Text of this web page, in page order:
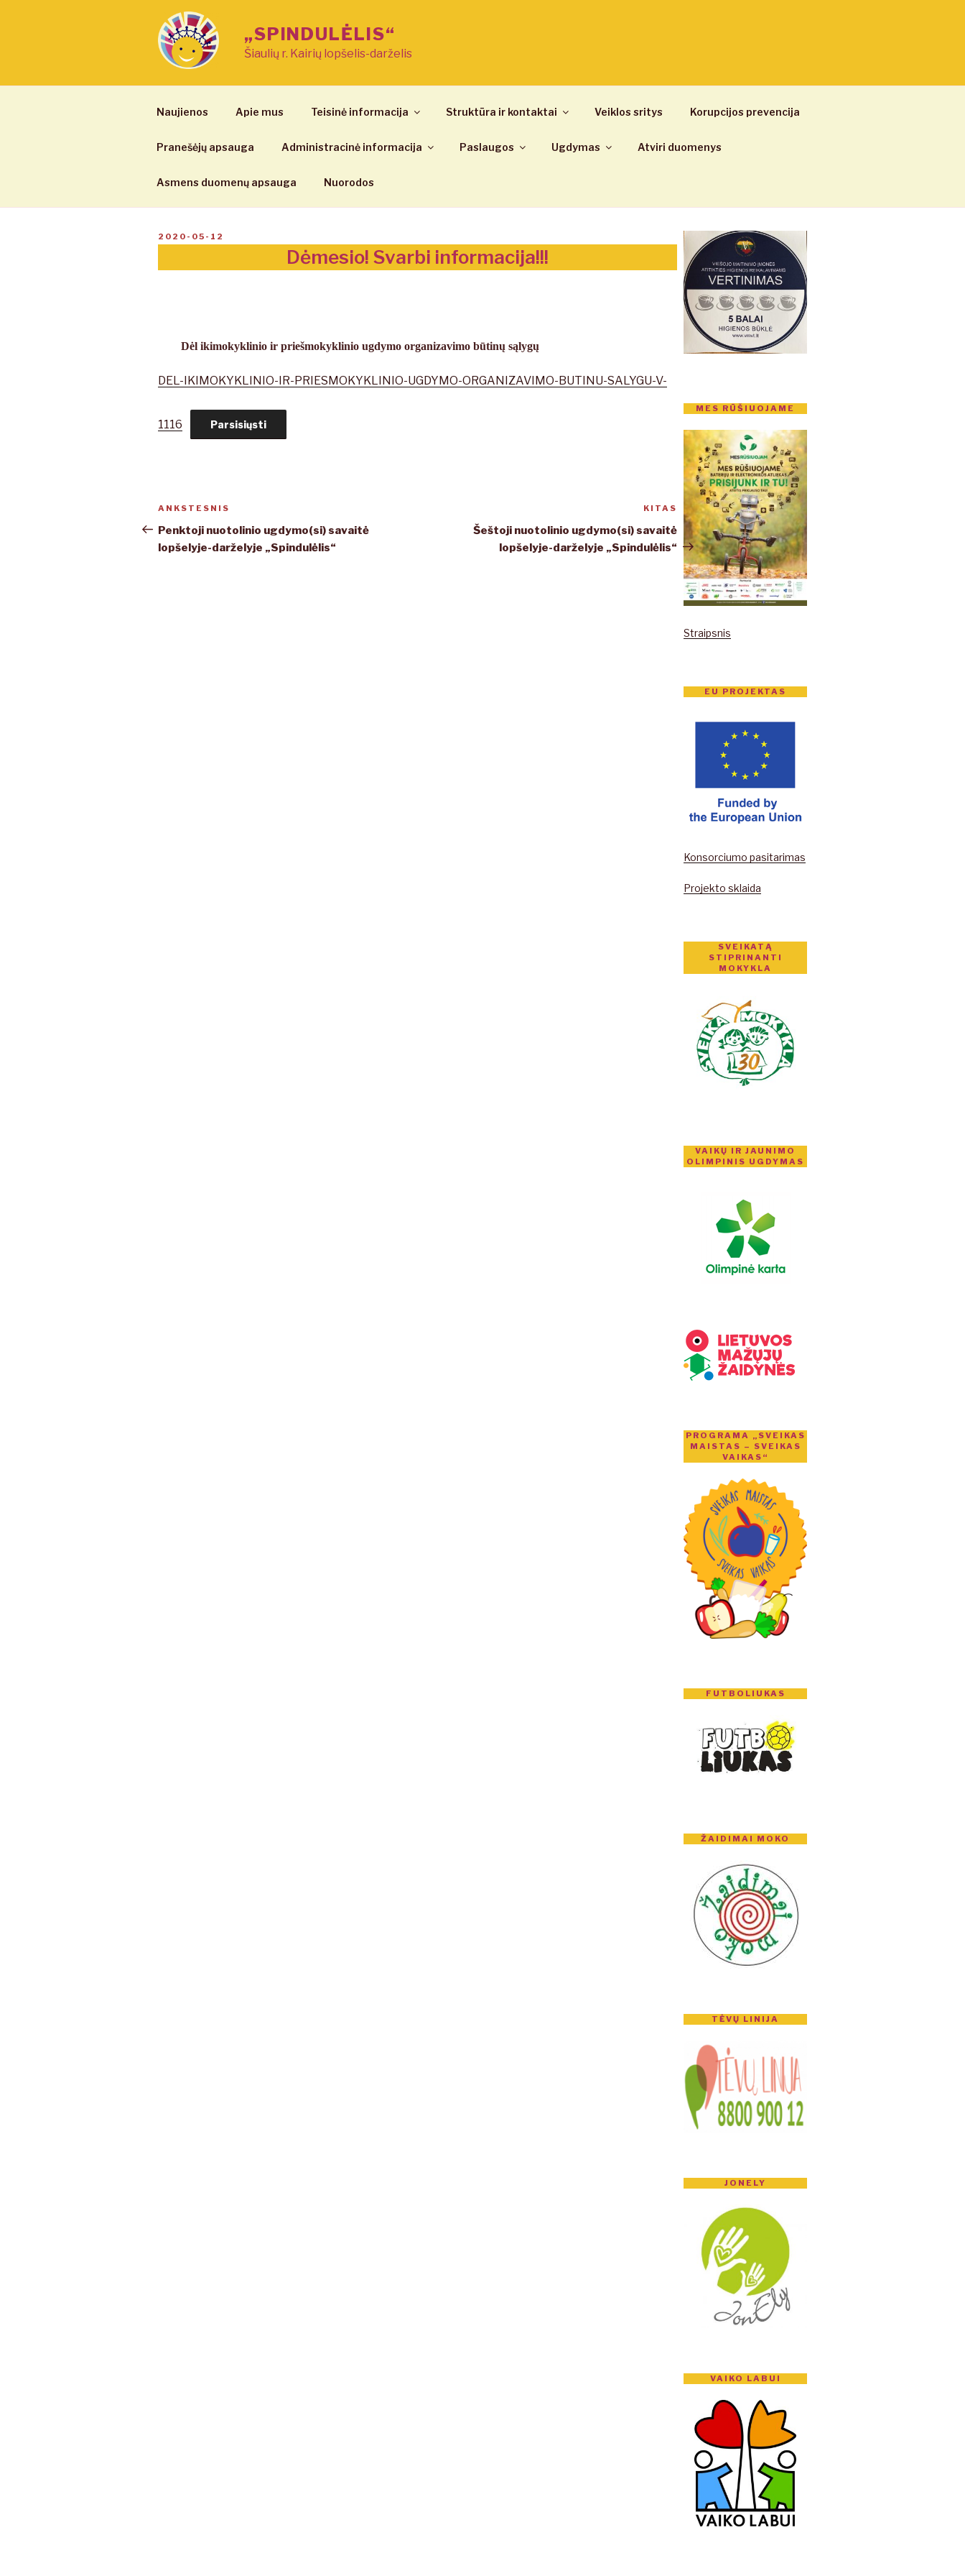
„SPINDULĖLIS“
Šiaulių r. Kairių lopšelis-darželis
Naujienos Apie mus Teisinė informacija Struktūra ir kontaktai Veiklos sritys Korupcijos prevencija
Pranešėjų apsauga Administracinė informacija Paslaugos Ugdymas Atviri duomenys
Asmens duomenų apsauga Nuorodos
PASKELBTA
2020-05-12
Dėmesio! Svarbi informacija!!!
Dėl ikimokyklinio ir priešmokyklinio ugdymo organizavimo būtinų sąlygų
DEL-IKIMOKYKLINIO-IR-PRIESMOKYKLINIO-UGDYMO-ORGANIZAVIMO-BUTINU-SALYGU-V-
1116 Parsisiųsti
Navigacija
tarp
įrašų
Ankstesnis
įrašas
ANKSTESNIS
Penktoji nuotolinio ugdymo(si) savaitė
lopšelyje-darželyje „Spindulėlis“
Kitas
įrašas
KITAS
Šeštoji nuotolinio ugdymo(si) savaitė
lopšelyje-darželyje „Spindulėlis“
MES RŪŠIUOJAME
Straipsnis
EU PROJEKTAS
Konsorciumo pasitarimas
Projekto sklaida
SVEIKATĄ
STIPRINANTI
MOKYKLA
VAIKŲ IR JAUNIMO
OLIMPINIS UGDYMAS
PROGRAMA „SVEIKAS
MAISTAS – SVEIKAS
VAIKAS“
FUTBOLIUKAS
ŽAIDIMAI MOKO
TĖVŲ LINIJA
JONELY
VAIKO LABUI